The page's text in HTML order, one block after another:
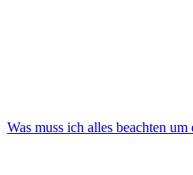
Was muss ich alles beachten